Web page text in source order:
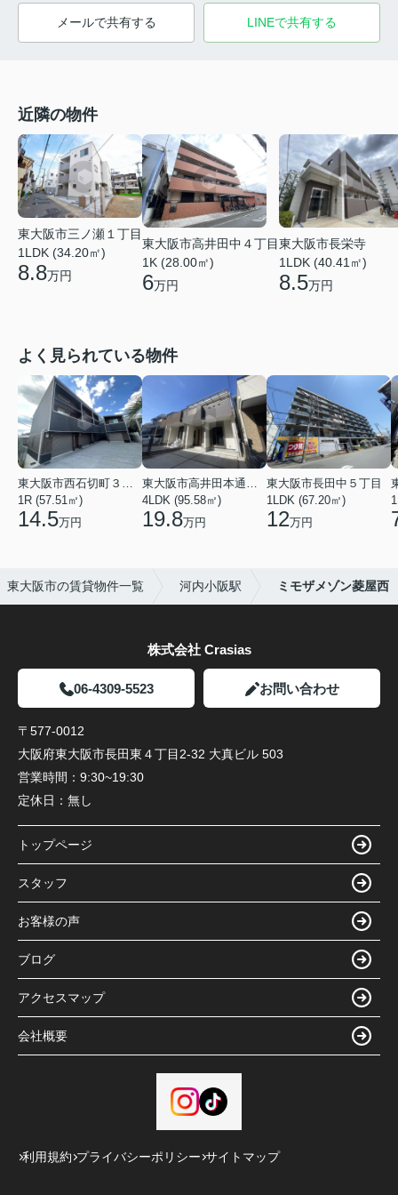
メールで共有する LINEで共有する
近隣の物件
東大阪市三ノ瀬１丁目
1LDK (34.20㎡)
8.8万円
東大阪市高井田中４丁目
1K (28.00㎡)
6万円
東大阪市長栄寺
1LDK (40.41㎡)
8.5万円
よく見られている物件
東大阪市西石切町３丁目
1R (57.51㎡)
14.5万円
東大阪市高井田本通２丁目
4LDK (95.58㎡)
19.8万円
東大阪市長田中５丁目
1LDK (67.20㎡)
12万円
東大阪市の賃貸物件一覧 河内小阪駅 ミモザメゾン菱屋西
株式会社 Crasias
06-4309-5523 お問い合わせ
〒577-0012
大阪府東大阪市長田東４丁目2-32 大真ビル 503
営業時間： 9:30~19:30
定休日： 無し
トップページ
スタッフ
お客様の声
ブログ
アクセスマップ
会社概要
利用規約 プライバシーポリシー サイトマップ